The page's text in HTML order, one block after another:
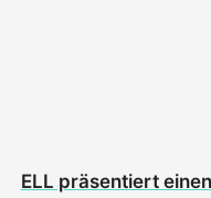
ELL präsentiert